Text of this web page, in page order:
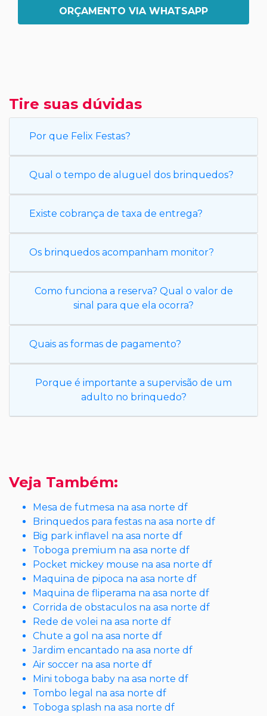
ORÇAMENTO VIA WHATSAPP
Tire suas dúvidas
Por que Felix Festas?
Qual o tempo de aluguel dos brinquedos?
Existe cobrança de taxa de entrega?
Os brinquedos acompanham monitor?
Como funciona a reserva? Qual o valor de
sinal para que ela ocorra?
Quais as formas de pagamento?
Porque é importante a supervisão de um
adulto no brinquedo?
Veja Também:
Mesa de futmesa na asa norte df
Brinquedos para festas na asa norte df
Big park inflavel na asa norte df
Toboga premium na asa norte df
Pocket mickey mouse na asa norte df
Maquina de pipoca na asa norte df
Maquina de fliperama na asa norte df
Corrida de obstaculos na asa norte df
Rede de volei na asa norte df
Chute a gol na asa norte df
Jardim encantado na asa norte df
Air soccer na asa norte df
Mini toboga baby na asa norte df
Tombo legal na asa norte df
Toboga splash na asa norte df